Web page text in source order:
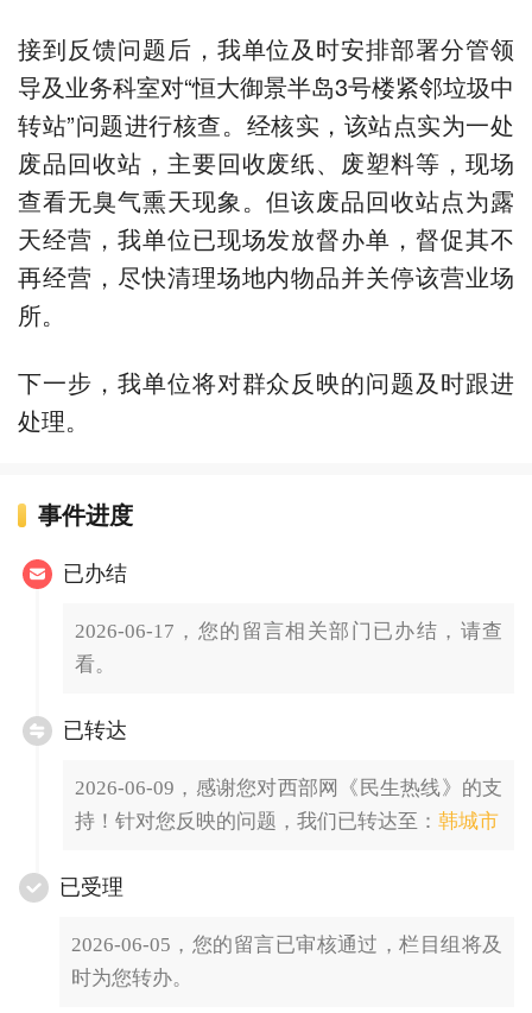
接到反馈问题后，我单位及时安排部署分管领
导及业务科室对“恒大御景半岛3号楼紧邻垃圾中
转站”问题进行核查。经核实，该站点实为一处
废品回收站，主要回收废纸、废塑料等，现场
查看无臭气熏天现象。但该废品回收站点为露
天经营，我单位已现场发放督办单，督促其不
再经营，尽快清理场地内物品并关停该营业场
所。
下一步，我单位将对群众反映的问题及时跟进
处理。
事件进度
已办结
2026-06-17，您的留言相关部门已办结，请查
看。
已转达
2026-06-09，感谢您对西部网《民生热线》的支
持！针对您反映的问题，我们已转达至： 韩城市
已受理
2026-06-05，您的留言已审核通过，栏目组将及
时为您转办。